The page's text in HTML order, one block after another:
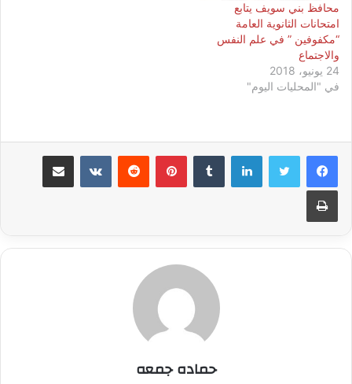
محافظ بني سويف يتابع
امتحانات الثانوية العامة
“مكفوفين ” في علم النفس
والاجتماع
24 يونيو، 2018
في "المحليات اليوم"
لينكدإن بينتيريست مشاركة عبر البريد
طباعة
حماده جمعه